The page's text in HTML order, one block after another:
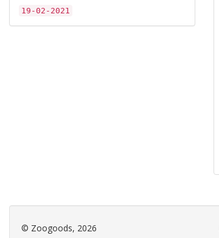
19-02-2021
© Zoogoods, 2026